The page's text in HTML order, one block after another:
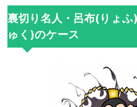
裏切り名人・呂布(りょ
ゅく)のケース